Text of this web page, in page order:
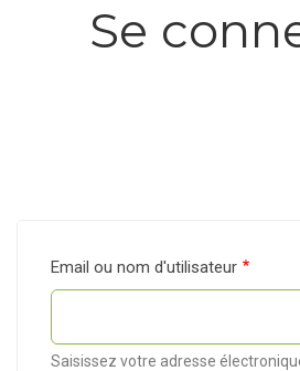
Se
Email ou nom d'utilisateur
Saisissez votre adresse